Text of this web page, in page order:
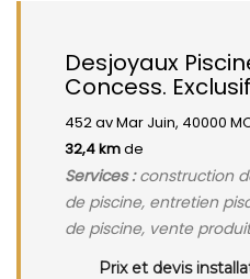
Desjoyaux
Concess. Exclusif
452 av Mar Juin, 40000
32,4 kmde
Services :construction
de piscine, entretien
de piscine, vente
Prix et devis